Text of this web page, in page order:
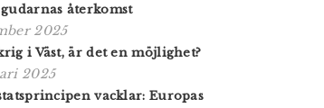
återkomst
2025
i Väst, är det en möjlighet?
2025
vacklar: Europas